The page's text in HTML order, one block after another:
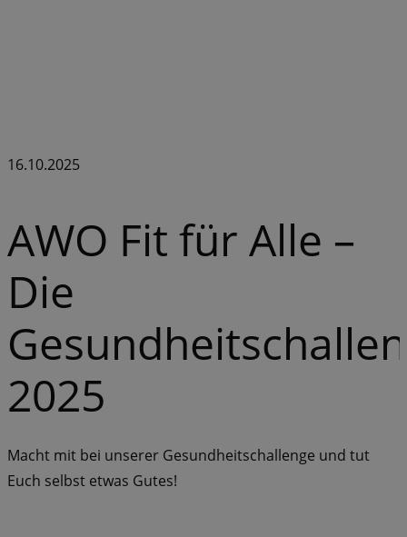
16.10.2025
AWO Fit für Alle –
Die
2025
Macht mit bei unserer Gesundheitschallenge und tut
Euch selbst etwas Gutes!